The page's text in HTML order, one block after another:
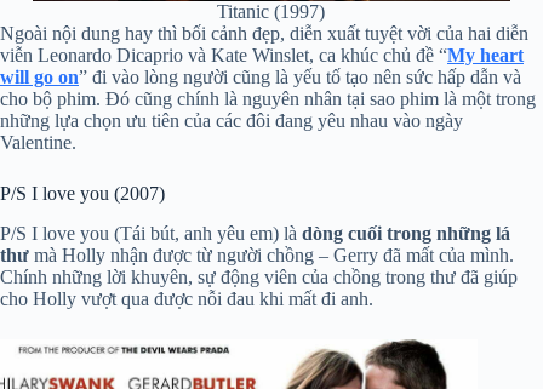
Titanic (1997)
Ngoài nội dung hay thì bối cảnh đẹp, diễn xuất tuyệt vời của hai diễn
viễn Leonardo Dicaprio và Kate Winslet, ca khúc chủ đề “My heart
will go on” đi vào lòng người cũng là yếu tố tạo nên sức hấp dẫn và
cho bộ phim. Đó cũng chính là nguyên nhân tại sao phim là một trong
những lựa chọn ưu tiên của các đôi đang yêu nhau vào ngày
Valentine.
P/S I love you (2007)
P/S I love you (Tái bút, anh yêu em) là dòng cuối trong những lá
thư mà Holly nhận được từ người chồng – Gerry đã mất của mình.
Chính những lời khuyên, sự động viên của chồng trong thư đã giúp
cho Holly vượt qua được nỗi đau khi mất đi anh.